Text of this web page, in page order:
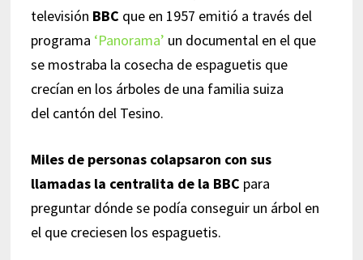
televisión BBC que en 1957 emitió a través del
programa ‘Panorama’ un documental en el que
se mostraba la cosecha de espaguetis que
crecían en los árboles de una familia suiza
del cantón del Tesino.
Miles de personas colapsaron con sus
llamadas la centralita de la BBC para
preguntar dónde se podía conseguir un árbol en
el que creciesen los espaguetis.